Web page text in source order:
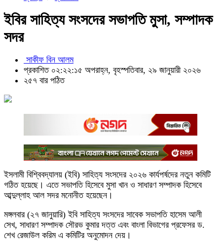
ইবির সাহিত্য সংসদের সভাপতি মুসা, সম্পাদক
সদর
সাকীফ বিন আলম
প্রকাশিত ০২:২২:১৫ অপরাহ্ন, বৃহস্পতিবার, ২৯ জানুয়ারী ২০২৬
২৫৭ বার পঠিত
ইসলামী বিশ্বিবদ্যালয় (ইবি) সাহিত্য সংসদের ২০২৬ কার্যপর্ষদের নতুন কমিটি
গঠিত হয়েছে। এতে সভাপতি হিসেবে মুসা খান ও সাধারণ সম্পাদক হিসেবে
আব্দুল্লাহ আল সদর মনোনীত হয়েছেন।
মঙ্গলবার (২৭ জানুয়ারি) ইবি সাহিত্য সংসদের সাবেক সভাপতি হাসেম আলী
সেখ, সাধারণ সম্পাদক সৌরভ কুমার দত্ত এবং বাংলা বিভাগের প্রফেসর ড.
শেখ রেজাউল করিম এ কমিটির অনুমোদন দেয়।